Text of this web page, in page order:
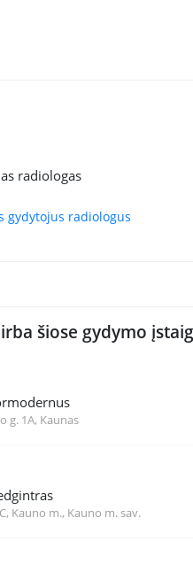
radiologas
gydytojus radiologus
šiose gydymo
g. 1A, Kaunas
Kauno m., Kauno m. sav.